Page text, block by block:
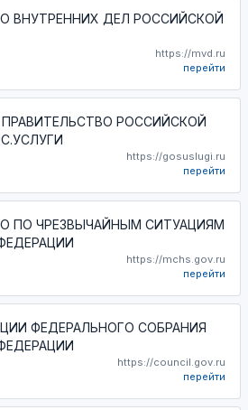
ВНУТРЕННИХ ДЕЛ РОССИЙСКОЙ
https://mvd.ru
перейти
РОССИЙСКОЙ
https://gosuslugi.ru
перейти
ПО ЧРЕЗВЫЧАЙНЫМ СИТУАЦИЯМ
https://mchs.gov.ru
перейти
ФЕДЕРАЛЬНОГО СОБРАНИЯ
https://council.gov.ru
перейти